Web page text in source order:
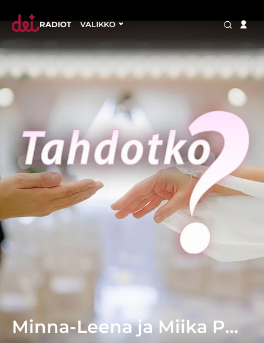
RADIOT VALIKKO
Minna-Leena ja Miika Peltonen 15/2022